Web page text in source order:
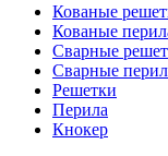
Кованые
Кованые
Сварные
Сварные
Решетки
Перила
Кнокер